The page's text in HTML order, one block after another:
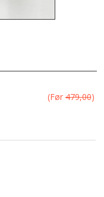
(Før479,00)